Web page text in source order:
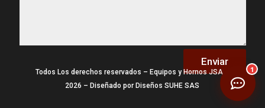
Enviar
Todos Los derechos reservados – Equipos y Hornos JSA –
2026 – Diseñado por Diseños SUHE SAS
1